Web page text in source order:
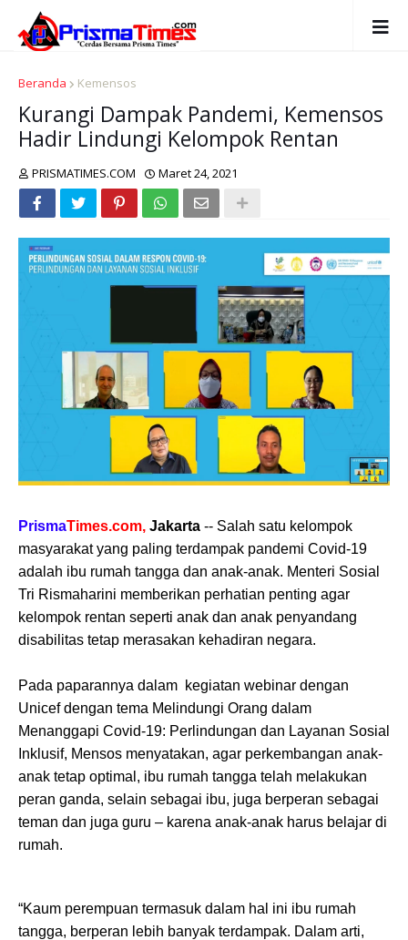
Beranda Kemensos
Kurangi Dampak Pandemi, Kemensos
Hadir Lindungi Kelompok Rentan
PRISMATIMES.COM Maret 24, 2021
PrismaTimes.com, Jakarta -- Salah satu kelompok
masyarakat yang paling terdampak pandemi Covid-19
adalah ibu rumah tangga dan anak-anak. Menteri Sosial
Tri Rismaharini memberikan perhatian penting agar
kelompok rentan seperti anak dan anak penyandang
disabilitas tetap merasakan kehadiran negara.
Pada paparannya dalam kegiatan webinar dengan
Unicef dengan tema Melindungi Orang dalam
Menanggapi Covid-19: Perlindungan dan Layanan Sosial
Inklusif, Mensos menyatakan, agar perkembangan anak-
anak tetap optimal, ibu rumah tangga telah melakukan
peran ganda, selain sebagai ibu, juga berperan sebagai
teman dan juga guru – karena anak-anak harus belajar di
rumah.
“Kaum perempuan termasuk dalam hal ini ibu rumah
tangga, berperan lebih banyak terdampak. Dalam arti,